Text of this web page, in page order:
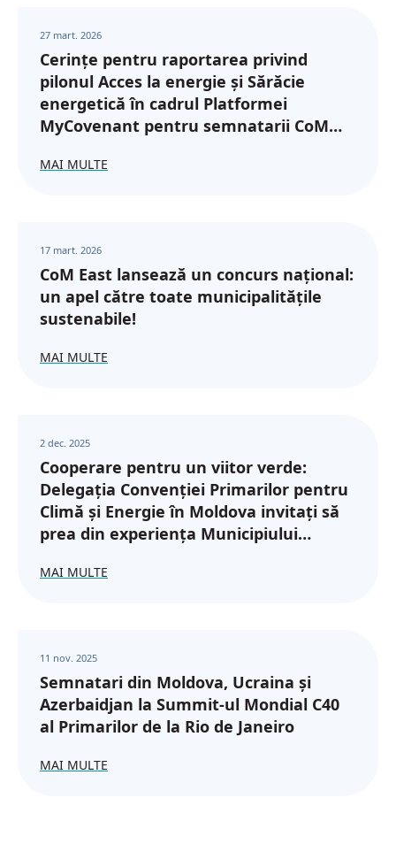
27 mart. 2026
Cerințe pentru raportarea privind
pilonul Acces la energie și Sărăcie
energetică în cadrul Platformei
MyCovenant pentru semnatarii CoM
MAI MULTE
17 mart. 2026
CoM East lansează un concurs național:
un apel către toate municipalitățile
sustenabile!
MAI MULTE
2 dec. 2025
Cooperare pentru un viitor verde:
Delegația Convenției Primarilor pentru
Climă și Energie în Moldova invitați să
prea din experiența Municipiului
MAI MULTE
11 nov. 2025
Semnatari din Moldova, Ucraina și
Azerbaidjan la Summit-ul Mondial C40
al Primarilor de la Rio de Janeiro
MAI MULTE